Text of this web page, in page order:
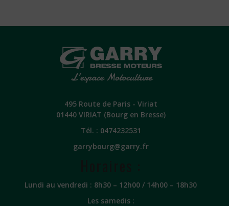
495 Route de Paris - Viriat
01440 VIRIAT (Bourg en Bresse)
Tél. : 0474232531
garrybourg@garry.fr
Lundi au vendredi : 8h30 – 12h00 / 14h00 – 18h30
Les samedis :